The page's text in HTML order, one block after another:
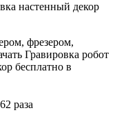
настенный декор
фрезером,
Гравировка робот
бесплатно в
раза